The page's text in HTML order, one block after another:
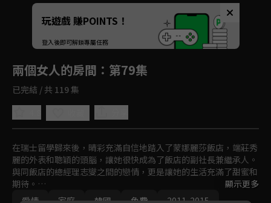
Unmute
如有不便請見諒
玩遊戲 賺POINTS！
登入後即可解鎖專屬任務
兩個女人的房間 ：第79集
已完結 / 共 119 集
在瑞士留學歸來後，晴彩充滿自信地踏入了蒙娜麗莎飯店，端莊秀
麗的外表和聰穎的頭腦，讓她很快成為了飯店的副社長兼繼承人。
與同飯店的總經理志燮之間的戀情，更是讓她的生活充滿了甜蜜和
期待。
顯示更多
愛情
家庭 韓國 免費 2011-2015